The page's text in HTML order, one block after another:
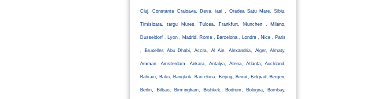
Cluj, Constanta Craioava, Deva, iasi , Oradea Satu Mare, Sibiu,
Timisioara, targu Mures, Tulcea, Frankfurt, Munchen , Milano,
Dusseldorf , Lyon , Madrid, Roma , Barcelona , Londra , Nice , Paris
, Bruxelles Abu Dhabi, Accra, Al Ain, Alexandria, Alger, Almaty,
Amman, Amsterdam, Ankara, Antalya, Atena, Atlanta, Auckland,
Bahrain, Baku, Bangkok, Barcelona, Beijing, Beirut, Belgrad, Bergen,
Berlin, Bilbao, Birmingham, Bishkek, Bodrum, Bologna, Bombay,